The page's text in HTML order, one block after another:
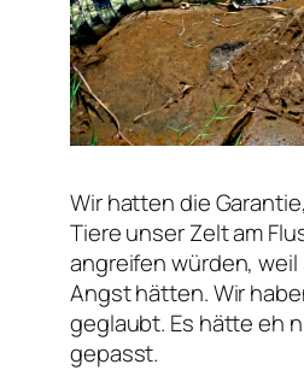
Wir hatten die
Tiere unser Zelt am
angreifen würden, weil
Angst hätten. Wir
geglaubt. Es hätte eh
gepasst.